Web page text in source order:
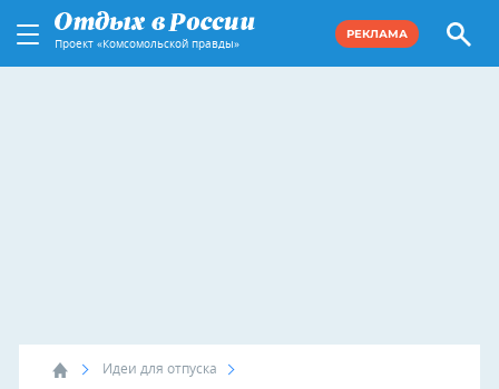
Проект «Комсомольской правды»
РЕКЛАМА
Идеи для отпуска